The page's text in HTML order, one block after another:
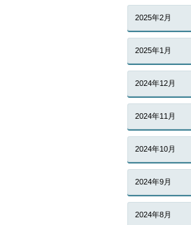
2025年2月
2025年1月
2024年12月
2024年11月
2024年10月
2024年9月
2024年8月